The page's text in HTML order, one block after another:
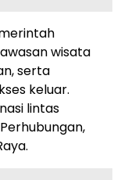
wisata
serta
keluar.
lintas